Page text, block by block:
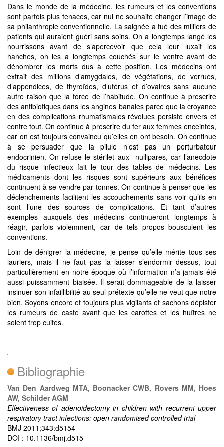
Dans le monde de la médecine, les rumeurs et les conventions
sont parfois plus tenaces, car nul ne souhaite changer l’image de
sa philanthropie conventionnelle. La saignée a tué des milliers de
patients qui auraient guéri sans soins. On a longtemps langé les
nourrissons avant de s’apercevoir que cela leur luxait les
hanches, on les a longtemps couchés sur le ventre avant de
dénombrer les morts dus à cette position. Les médecins ont
extrait des millions d’amygdales, de végétations, de verrues,
d’appendices, de thyroïdes, d’utérus et d’ovaires sans aucune
autre raison que la force de l’habitude. On continue à prescrire
des antibiotiques dans les angines banales parce que la croyance
en des complications rhumatismales révolues persiste envers et
contre tout. On continue à prescrire du fer aux femmes enceintes,
car on est toujours convaincu qu’elles en ont besoin. On continue
à se persuader que la pilule n’est pas un perturbateur
endocrinien. On refuse le stérilet aux nullipares, car l’anecdote
du risque infectieux fait le tour des tables de médecins. Les
médicaments dont les risques sont supérieurs aux bénéfices
continuent à se vendre par tonnes. On continue à penser que les
déclenchements facilitent les accouchements sans voir qu’ils en
sont l’une des sources de complications. Et tant d’autres
exemples auxquels des médecins continueront longtemps à
réagir, parfois violemment, car de tels propos bousculent les
conventions.
Loin de dénigrer la médecine, je pense qu’elle mérite tous ses
lauriers, mais il ne faut pas la laisser s’endormir dessus, tout
particulièrement en notre époque où l’information n’a jamais été
aussi puissamment biaisée. Il serait dommageable de la laisser
insinuer son infaillibilité au seul prétexte qu’elle ne veut que notre
bien. Soyons encore et toujours plus vigilants et sachons dépister
les rumeurs de caste avant que les carottes et les huîtres ne
soient trop cuites.
Bibliographie
Van Den Aardweg MTA, Boonacker CWB, Rovers MM, Hoes
AW, Schilder AGM
Effectiveness of adenoidectomy in children with recurrent upper
respiratory tract infections: open randomised controlled trial
BMJ 2011;343:d5154
DOI : 10.1136/bmj.d515